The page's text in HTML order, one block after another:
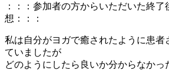
：：：参加者の方からいただいた終
想：：：
私は自分がヨガで癒されたように患者
ていましたが
どのようにしたら良いか分からなかっ